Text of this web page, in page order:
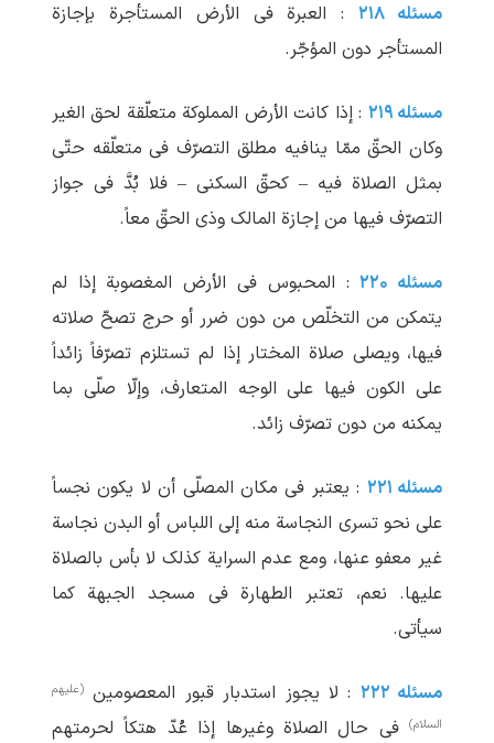
مسئله ۲۱۸
: العبرة فی الأرض المستأجرة بإجازة
المستأجر دون المؤجّر.
مسئله ۲۱۹
: إذا کانت الأرض المملوکة متعلّقة لحق الغیر
وکان الحقّ ممّا ینافیه مطلق التصرّف فی متعلّقه حتّی
بمثل الصلاة فیه – کحقّ السکنی – فلا بُدَّ فی جواز
التصرّف فیها من إجازة المالک وذی الحقّ معاً.
مسئله ۲۲۰
: المحبوس فی الأرض المغصوبة إذا لم
یتمکن من التخلّص من دون ضرر أو حرج تصحّ صلاته
فیها، ویصلی صلاة المختار إذا لم تستلزم تصرّفاً زائداً
علی الکون فیها علی الوجه المتعارف، وإلّا صلّی بما
یمکنه من دون تصرّف زائد.
مسئله ۲۲۱
: یعتبر فی مکان المصلّی أن لا یکون نجساً
علی نحو تسری النجاسة منه إلی اللباس أو البدن نجاسة
غیر معفو عنها، ومع عدم السرایة کذلک لا بأس بالصلاة
علیها. نعم، تعتبر الطهارة فی مسجد الجبهة کما
سیأتی.
مسئله ۲۲۲ : لا یجوز استدبار قبور المعصومین(علیهم
السلام)فی حال الصلاة وغیرها إذا عُدّ هتکاً لحرمتهم